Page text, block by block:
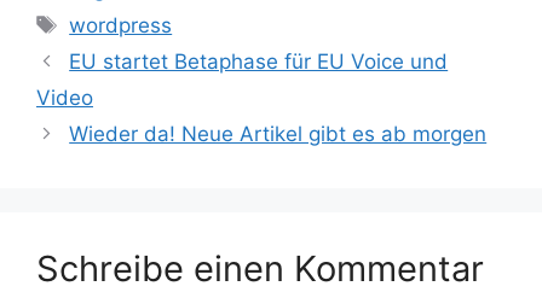
Schlagwörter
wordpress
EU startet Betaphase für EU Voice und
Video
Wieder da! Neue Artikel gibt es ab morgen
Schreibe einen Kommentar